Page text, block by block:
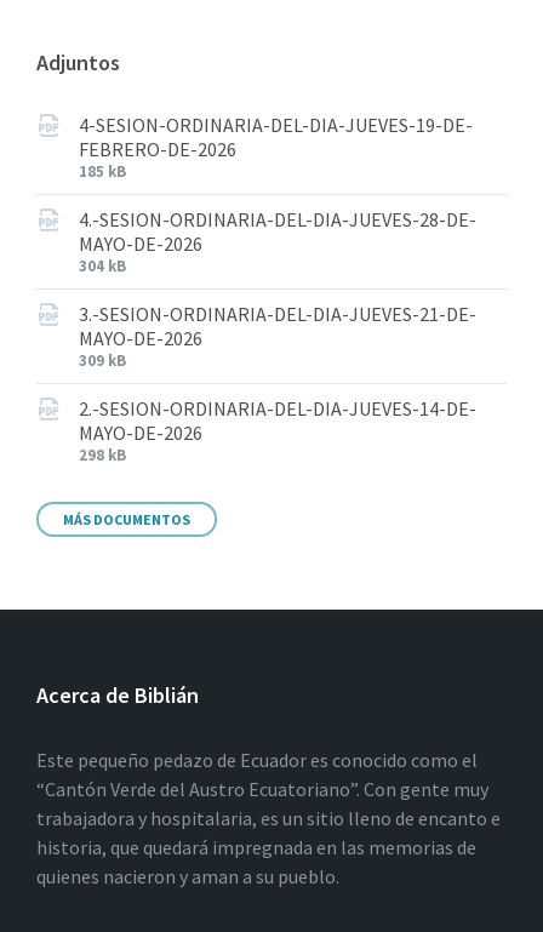
Adjuntos
4-SESION-ORDINARIA-DEL-DIA-JUEVES-19-DE-
FEBRERO-DE-2026
185 kB
4.-SESION-ORDINARIA-DEL-DIA-JUEVES-28-DE-
MAYO-DE-2026
304 kB
3.-SESION-ORDINARIA-DEL-DIA-JUEVES-21-DE-
MAYO-DE-2026
309 kB
2.-SESION-ORDINARIA-DEL-DIA-JUEVES-14-DE-
MAYO-DE-2026
298 kB
MÁS DOCUMENTOS
Acerca de Biblián
Este pequeño pedazo de Ecuador es conocido como el
“Cantón Verde del Austro Ecuatoriano”. Con gente muy
trabajadora y hospitalaria, es un sitio lleno de encanto e
historia, que quedará impregnada en las memorias de
quienes nacieron y aman a su pueblo.